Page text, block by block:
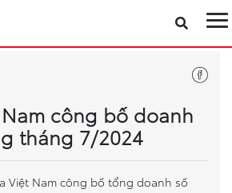
Nam công bố doanh
tháng 7/2024
Việt Nam công bố tổng doanh số